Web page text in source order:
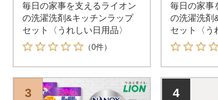
毎日の家事を支えるライオン
の洗濯洗剤&キッチンラップ
セット〈うれしい日用品〉
（0件）
毎日の家事
の洗濯洗剤
セット〈う
3 4